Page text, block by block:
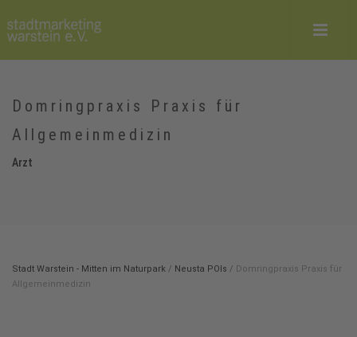
Domringpraxis Praxis für
Allgemeinmedizin
Arzt
Stadt Warstein - Mitten im Naturpark / Neusta POIs / Domringpraxis Praxis für
Allgemeinmedizin